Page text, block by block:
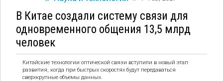
В Китае создали систему связи для
одновременного общения 13,5 млрд
человек
Китайские технологии оптической связи вступили в новый этап
развития, когда при быстрых скоростях будут передаваться
сверхкрупные объемы данных.